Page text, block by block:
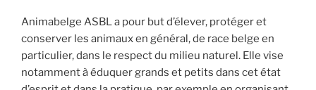
Animabelge ASBL a pour but d’élever, protéger et
conserver les animaux en général, de race belge en
particulier, dans le respect du milieu naturel. Elle vise
notamment à éduquer grands et petits dans cet état